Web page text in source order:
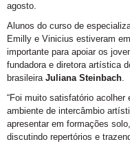
agosto.
Alunos do curso de
Emilly e Vinicius estiveram
importante para apoiar os
fundadora e diretora artística
brasileira Juliana Steinbach.
“Foi muito satisfatório
ambiente de intercâmbio
apresentar em formações
discutindo repertórios e